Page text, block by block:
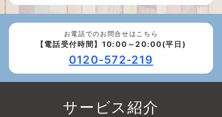
お電話でのお問合せはこちら
【電話受付時間】10:00～20:00(平日)
0120-572-219
サービス紹介